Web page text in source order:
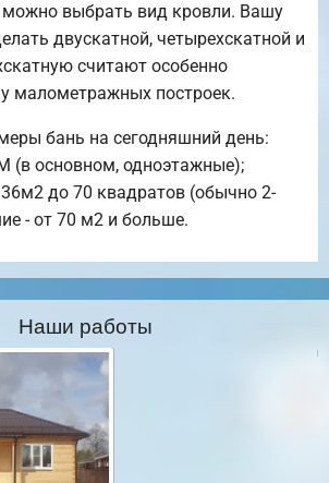
можно выбрать вид кровли. Вашу
двускатной, четырехскатной и
считают особенно
малометражных построек.
бань на сегодняшний день:
(в основном, одноэтажные);
до 70 квадратов (обычно 2-
- от 70 м2 и больше.
Наши работы